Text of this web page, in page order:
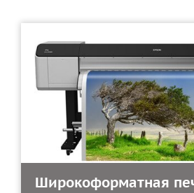
Широкоформатная